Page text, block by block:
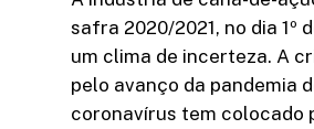
safra 2020/2021, no dia 1º
um clima de incerteza. A
pelo avanço da pandemia
coronavírus tem colocado